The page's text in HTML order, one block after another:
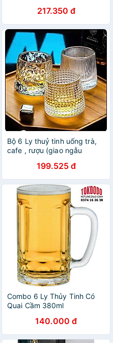
217.350 đ
Bộ 6 Ly thuỷ tinh uống trà,
cafe , rượu (giao ngẫu
199.525 đ
Combo 6 Ly Thủy Tinh Có
Quai Cầm 380ml
Làm Ly Uống Bia
140.000 đ